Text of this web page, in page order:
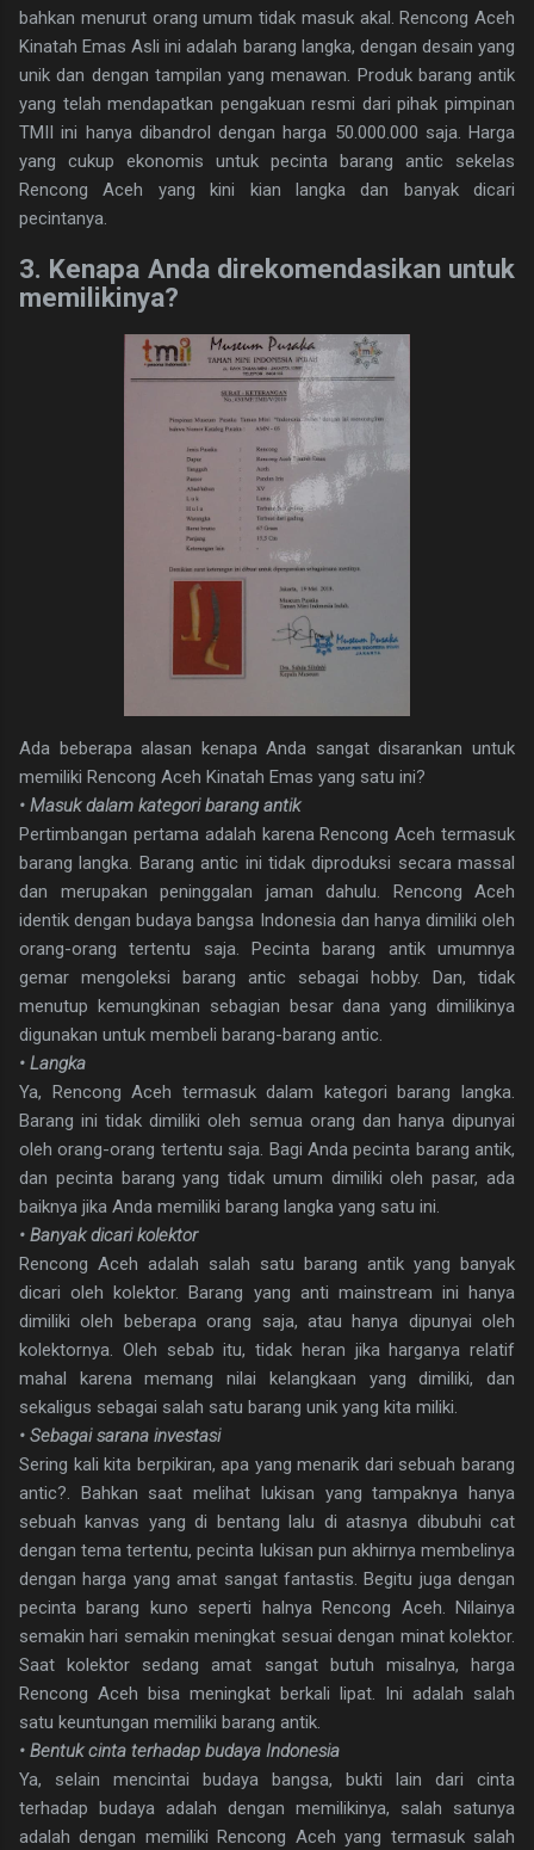
bahkan menurut orang umum tidak masuk akal. Rencong Aceh
Kinatah Emas Asli ini adalah barang langka, dengan desain yang
unik dan dengan tampilan yang menawan. Produk barang antik
yang telah mendapatkan pengakuan resmi dari pihak pimpinan
TMII ini hanya dibandrol dengan harga 50.000.000 saja. Harga
yang cukup ekonomis untuk pecinta barang antic sekelas
Rencong Aceh yang kini kian langka dan banyak dicari
pecintanya.
3. Kenapa Anda direkomendasikan untuk
memilikinya?
Ada beberapa alasan kenapa Anda sangat disarankan untuk
memiliki Rencong Aceh Kinatah Emas yang satu ini?
• Masuk dalam kategori barang antik
Pertimbangan pertama adalah karena Rencong Aceh termasuk
barang langka. Barang antic ini tidak diproduksi secara massal
dan merupakan peninggalan jaman dahulu. Rencong Aceh
identik dengan budaya bangsa Indonesia dan hanya dimiliki oleh
orang-orang tertentu saja. Pecinta barang antik umumnya
gemar mengoleksi barang antic sebagai hobby. Dan, tidak
menutup kemungkinan sebagian besar dana yang dimilikinya
digunakan untuk membeli barang-barang antic.
• Langka
Ya, Rencong Aceh termasuk dalam kategori barang langka.
Barang ini tidak dimiliki oleh semua orang dan hanya dipunyai
oleh orang-orang tertentu saja. Bagi Anda pecinta barang antik,
dan pecinta barang yang tidak umum dimiliki oleh pasar, ada
baiknya jika Anda memiliki barang langka yang satu ini.
• Banyak dicari kolektor
Rencong Aceh adalah salah satu barang antik yang banyak
dicari oleh kolektor. Barang yang anti mainstream ini hanya
dimiliki oleh beberapa orang saja, atau hanya dipunyai oleh
kolektornya. Oleh sebab itu, tidak heran jika harganya relatif
mahal karena memang nilai kelangkaan yang dimiliki, dan
sekaligus sebagai salah satu barang unik yang kita miliki.
• Sebagai sarana investasi
Sering kali kita berpikiran, apa yang menarik dari sebuah barang
antic?. Bahkan saat melihat lukisan yang tampaknya hanya
sebuah kanvas yang di bentang lalu di atasnya dibubuhi cat
dengan tema tertentu, pecinta lukisan pun akhirnya membelinya
dengan harga yang amat sangat fantastis. Begitu juga dengan
pecinta barang kuno seperti halnya Rencong Aceh. Nilainya
semakin hari semakin meningkat sesuai dengan minat kolektor.
Saat kolektor sedang amat sangat butuh misalnya, harga
Rencong Aceh bisa meningkat berkali lipat. Ini adalah salah
satu keuntungan memiliki barang antik.
• Bentuk cinta terhadap budaya Indonesia
Ya, selain mencintai budaya bangsa, bukti lain dari cinta
terhadap budaya adalah dengan memilikinya, salah satunya
adalah dengan memiliki Rencong Aceh yang termasuk salah